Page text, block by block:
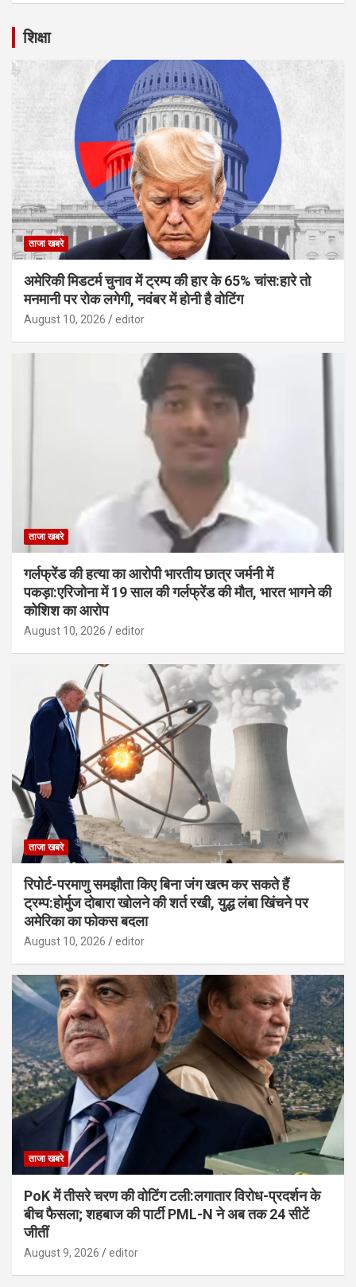
शिक्षा
ताजा खबरे
अमेरिकी मिडटर्म चुनाव में ट्रम्प की हार के 65% चांस:हारे तो
मनमानी पर रोक लगेगी, नवंबर में होनी है वोटिंग
August 10, 2026 editor
ताजा खबरे
गर्लफ्रेंड की हत्या का आरोपी भारतीय छात्र जर्मनी में
पकड़ा:एरिजोना में 19 साल की गर्लफ्रेंड की मौत, भारत भागने की
कोशिश का आरोप
August 10, 2026 editor
ताजा खबरे
रिपोर्ट-परमाणु समझौता किए बिना जंग खत्म कर सकते हैं
ट्रम्प:होर्मुज दोबारा खोलने की शर्त रखी, युद्ध लंबा खिंचने पर
अमेरिका का फोकस बदला
August 10, 2026 editor
ताजा खबरे
PoK में तीसरे चरण की वोटिंग टली:लगातार विरोध-प्रदर्शन के
बीच फैसला; शहबाज की पार्टी PML-N ने अब तक 24 सीटें
जीतीं
August 9, 2026 editor